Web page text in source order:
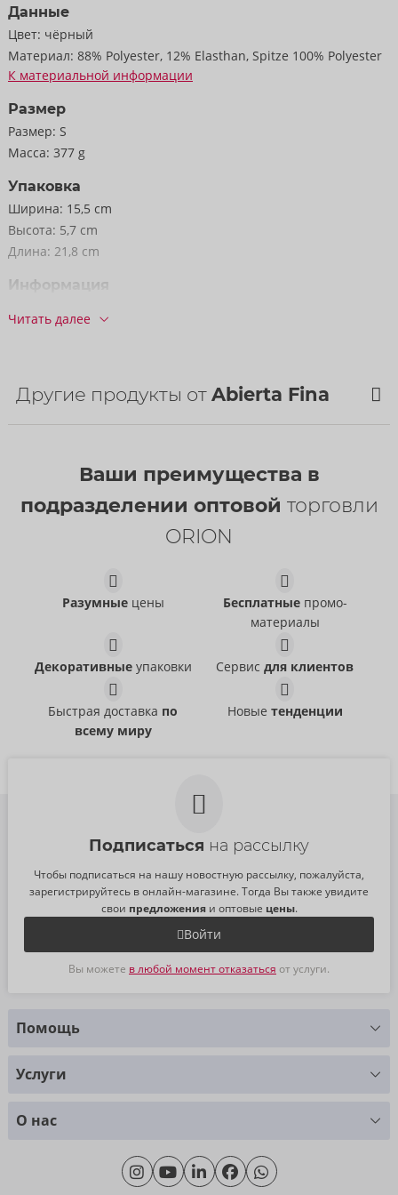
соблазняют и возбуждают благодаря съемной цепочке в
открытой промежности.
88% полиэстера, 12% эластана; тюль 100% полиэстера.
Данные
Цвет: чёрный
Материал: 88% Polyester, 12% Elasthan, Spitze 100% Polyester
К материальной информации
Размер
Размер: S
Масса: 377 g
Упаковка
Ширина: 15,5 cm
Высота: 5,7 cm
Длина: 21,8 cm
Информация
Артикул: 26333021021
Страна происхождения: CN
Читать далее
Другие продукты от Abierta Fina
- ORION Brand
22157801021
- ORION Brand
22157991021
89,95 €
Ваши преимущества в
подразделении оптовой торговли
ORION
Разумныецены Бесплатныепромо-
материалы
Декоративныеупаковки Сервисдля клиентов
Быстрая доставка по
всему миру
Новые тенденции
Подписаться на рассылку
Чтобы подписаться на нашу новостную рассылку, пожалуйста,
зарегистрируйтесь в онлайн-магазине. Тогда Вы также увидите
свои предложенияи оптовые цены.
Войти
Вы можете в любой момент отказаться от услуги.
Помощь
Monday - Thursday: 09:00am - 04:00pm
Friday: 09:00am - 3:00pm (CET/CEST)
Услуги
О нас
О нас
Продолжительность